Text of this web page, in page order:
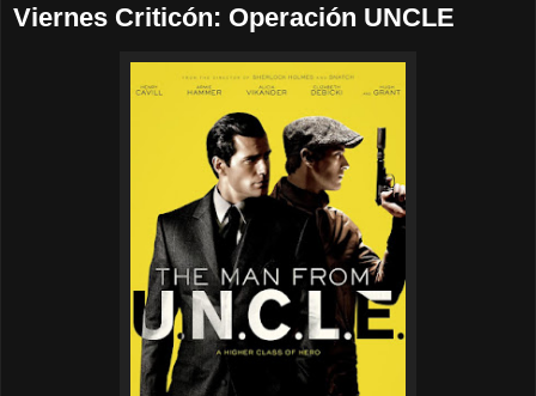
Viernes Criticón: Operación UNCLE